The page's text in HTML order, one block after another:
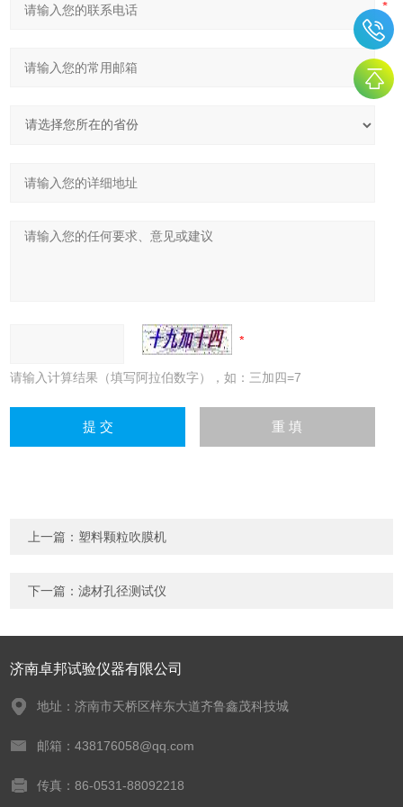
请输入计算结果（填写阿拉伯数字），如：三加四=7
上一篇： 塑料颗粒吹膜机
下一篇：滤材孔径测试仪
济南卓邦试验仪器有限公司
地址：济南市天桥区梓东大道齐鲁鑫茂科技城
邮箱：438176058@qq.com
传真：86-0531-88092218